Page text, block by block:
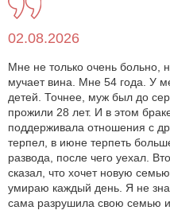
02.08.2026
Мне не только очень больно,
мучает вина. Мне 54 года. У
детей. Точнее, муж был до
прожили 28 лет. И в этом
поддерживала отношения с
терпел, в июне терпеть
развода, после чего уехал.
сказал, что хочет новую
умираю каждый день. Я не
сама разрушила свою семью